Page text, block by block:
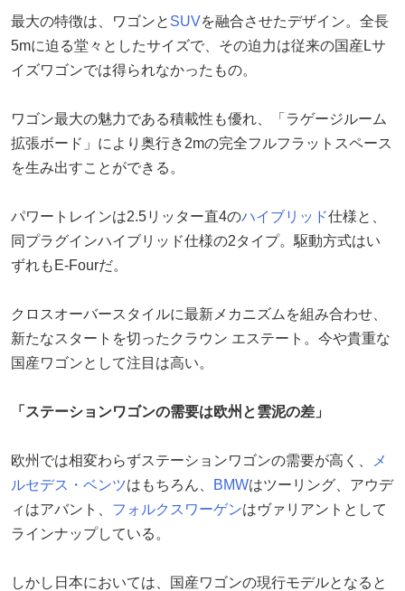
最大の特徴は、ワゴンと SUVを融合させたデザイン。全長
5mに迫る堂々としたサイズで、その迫力は従来の国産Lサ
イズワゴンでは得られなかったもの。
ワゴン最大の魅力である積載性も優れ、「ラゲージルーム
拡張ボード」により奥行き2mの完全フルフラットスペース
を生み出すことができる。
パワートレインは2.5リッター直4のハイブリッド仕様と、
同プラグインハイブリッド仕様の2タイプ。駆動方式はい
ずれもE-Fourだ。
クロスオーバースタイルに最新メカニズムを組み合わせ、
新たなスタートを切ったクラウン エステート。今や貴重な
国産ワゴンとして注目は高い。
「ステーションワゴンの需要は欧州と雲泥の差」
欧州では相変わらずステーションワゴンの需要が高く、
メ
ルセデス・ベンツはもちろん、 BMWはツーリング、アウデ
ィはアバント、 フォルクスワーゲンはヴァリアントとして
ラインナップしている。
しかし日本においては、国産ワゴンの現行モデルとなると